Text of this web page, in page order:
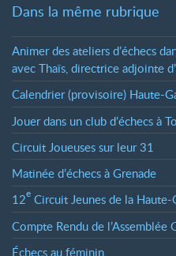
Dans la même rubrique
Animer des ateliers d’échecs
avec Thaïs, directrice adjointe
Calendrier (provisoire) Haute-
Jouer dans un club d’échecs à
Circuit Joueuses sur leur 31
Matinée d’échecs à Grenade
12e Circuit Jeunes de la Haute-
Compte Rendu de
Échecs au féminin